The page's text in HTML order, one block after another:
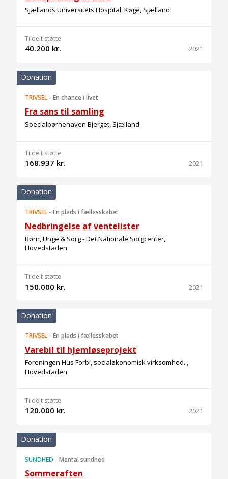
Sjællands Universitets Hospital, Køge, Sjælland
Tildelt støtte
40.200 kr. 2021
Donation
TRIVSEL - En chance i livet
Fra sans til samling
Specialbørnehaven Bjerget, Sjælland
Tildelt støtte
168.937 kr. 2021
Donation
TRIVSEL - En plads i fællesskabet
Nedbringelse af ventelister
Børn, Unge & Sorg - Det Nationale Sorgcenter,
Hovedstaden
Tildelt støtte
150.000 kr. 2021
Donation
TRIVSEL - En plads i fællesskabet
Varebil til hjemløseprojekt
Foreningen Hus Forbi, socialøkonomisk virksomhed. ,
Hovedstaden
Tildelt støtte
120.000 kr. 2021
Donation
SUNDHED - Mental sundhed
Sommeraften